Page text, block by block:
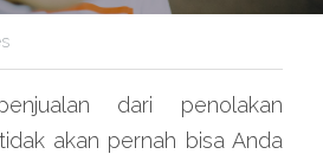
dari penolakan
akan pernah bisa Anda